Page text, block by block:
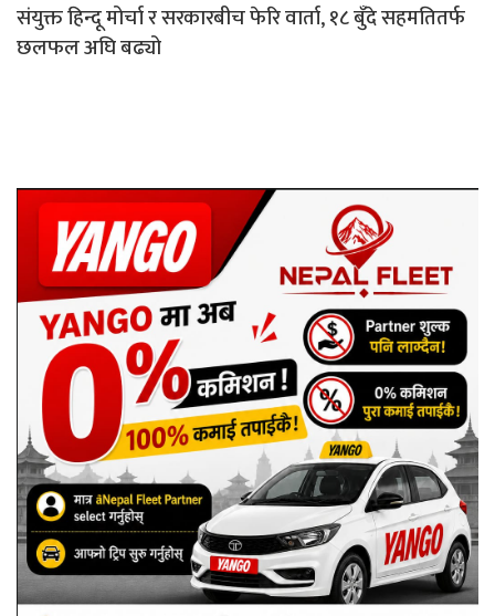
संयुक्त हिन्दू मोर्चा र सरकारबीच फेरि वार्ता, १८ बुँदे सहमतितर्फ
छलफल अघि बढ्यो